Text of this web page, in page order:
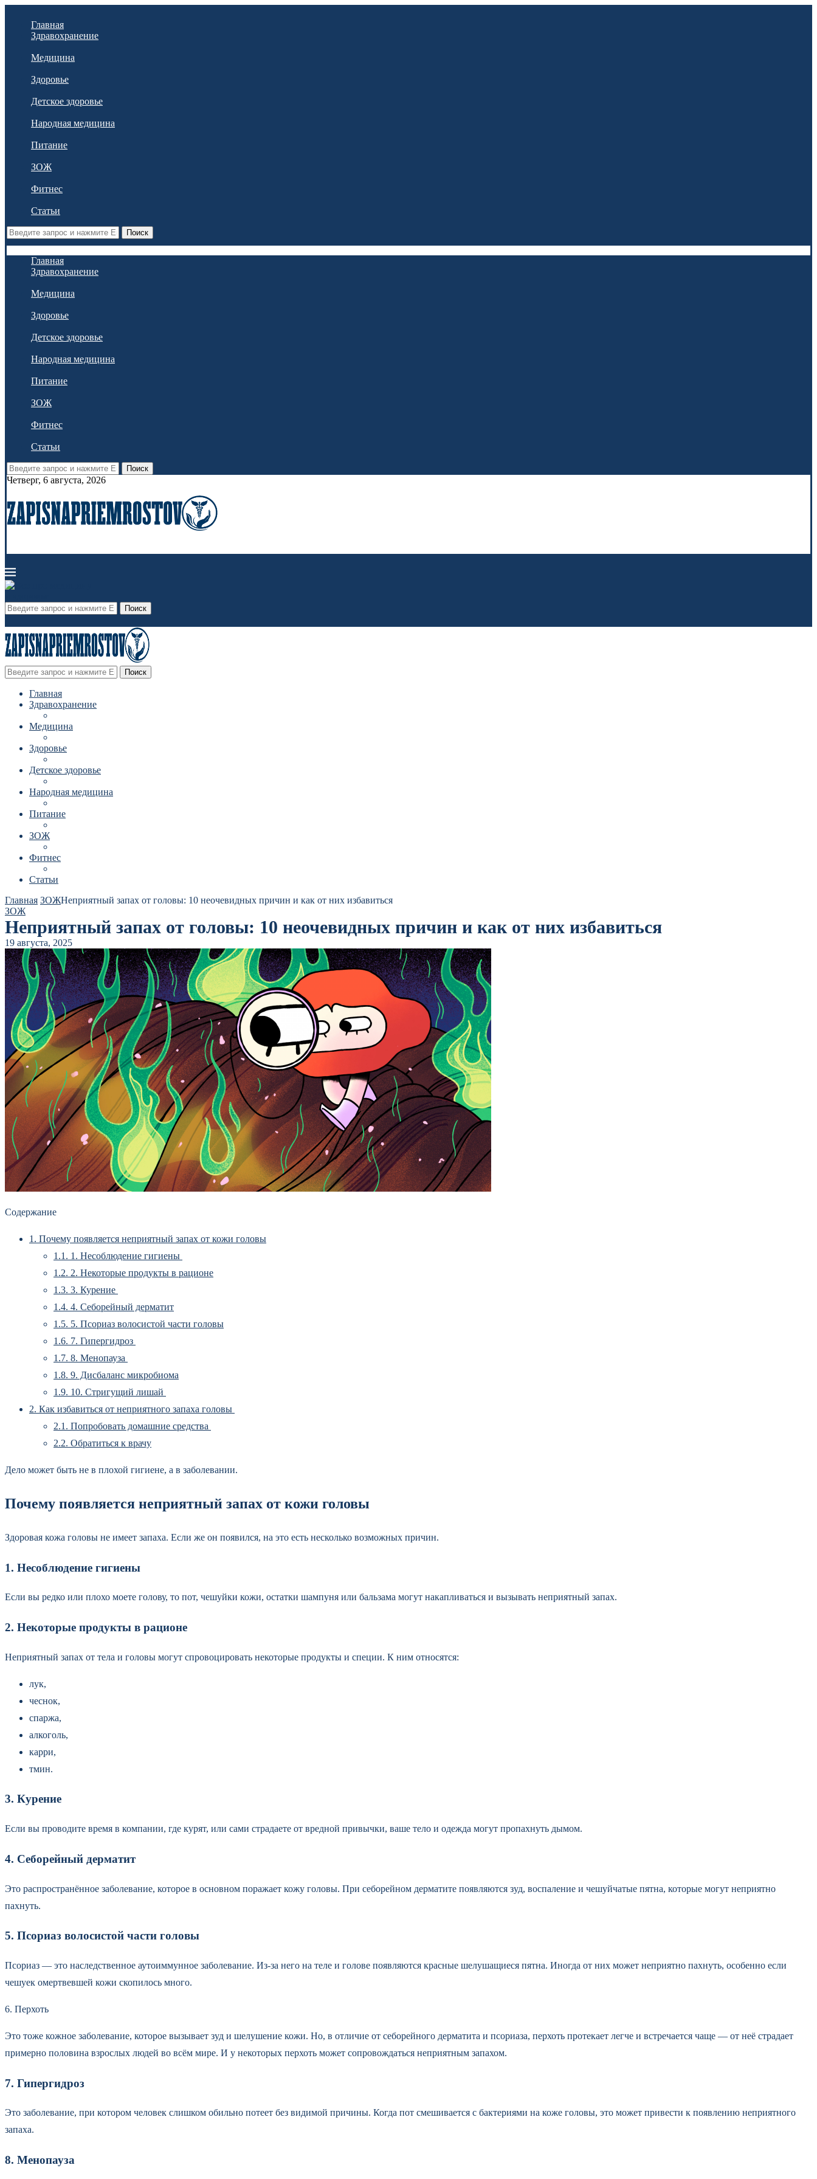
Главная
Здравохранение
Медицина
Здоровье
Детское здоровье
Народная медицина
Питание
ЗОЖ
Фитнес
Статьи
Поиск
Главная
Здравохранение
Медицина
Здоровье
Детское здоровье
Народная медицина
Питание
ЗОЖ
Фитнес
Статьи
Поиск
Четверг, 6 августа, 2026
Поиск
Поиск
Главная
Здравохранение
Медицина
Здоровье
Детское здоровье
Народная медицина
Питание
ЗОЖ
Фитнес
Статьи
Главная ЗОЖНеприятный запах от головы: 10 неочевидных причин и как от них избавиться
ЗОЖ
Неприятный запах от головы: 10 неочевидных причин и как от них избавиться
19 августа, 2025
Содержание
1. Почему появляется неприятный запах от кожи головы
1.1. 1. Несоблюдение гигиены
1.2. 2. Некоторые продукты в рационе
1.3. 3. Курение
1.4. 4. Себорейный дерматит
1.5. 5. Псориаз волосистой части головы
1.6. 7. Гипергидроз
1.7. 8. Менопауза
1.8. 9. Дисбаланс микробиома
1.9. 10. Стригущий лишай
2. Как избавиться от неприятного запаха головы
2.1. Попробовать домашние средства
2.2. Обратиться к врачу
Дело может быть не в плохой гигиене, а в заболевании.
Почему появляется неприятный запах от кожи головы
Здоровая кожа головы не имеет запаха. Если же он появился, на это есть несколько возможных причин.
1. Несоблюдение гигиены
Если вы редко или плохо моете голову, то пот, чешуйки кожи, остатки шампуня или бальзама могут накапливаться и вызывать неприятный запах.
2. Некоторые продукты в рационе
Неприятный запах от тела и головы могут спровоцировать некоторые продукты и специи. К ним относятся:
лук,
чеснок,
спаржа,
алкоголь,
карри,
тмин.
3. Курение
Если вы проводите время в компании, где курят, или сами страдаете от вредной привычки, ваше тело и одежда могут пропахнуть дымом.
4. Себорейный дерматит
Это распространённое заболевание, которое в основном поражает кожу головы. При себорейном дерматите появляются зуд, воспаление и чешуйчатые пятна, которые могут неприятно
пахнуть.
5. Псориаз волосистой части головы
Псориаз — это наследственное аутоиммунное заболевание. Из-за него на теле и голове появляются красные шелушащиеся пятна. Иногда от них может неприятно пахнуть, особенно если
чешуек омертвевшей кожи скопилось много.
6. Перхоть
Это тоже кожное заболевание, которое вызывает зуд и шелушение кожи. Но, в отличие от себорейного дерматита и псориаза, перхоть протекает легче и встречается чаще — от неё страдает
примерно половина взрослых людей во всём мире. И у некоторых перхоть может сопровождаться неприятным запахом.
7. Гипергидроз
Это заболевание, при котором человек слишком обильно потеет без видимой причины. Когда пот смешивается с бактериями на коже головы, это может привести к появлению неприятного
запаха.
8. Менопауза